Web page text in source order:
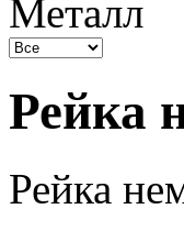
Металл
Рейка
Рейка